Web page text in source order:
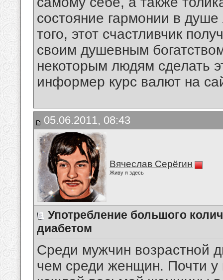
состояние гармонии в
того, этот счастливчик
своим душевным
некоторым людям сделать
информер курс валют на
05.06.2011, 08:43
Вячеслав Серёгин
Живу я здесь
Употребление большого
диабетом
Среди мужчин возрастной
чем среди женщин. Почти у